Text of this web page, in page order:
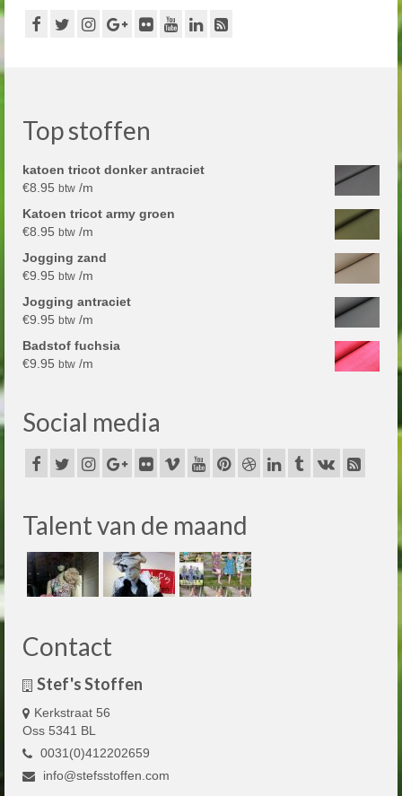
Top stoffen
katoen tricot donker antraciet
€8.95 btw /m
Katoen tricot army groen
€8.95 btw /m
Jogging zand
€9.95 btw /m
Jogging antraciet
€9.95 btw /m
Badstof fuchsia
€9.95 btw /m
Social media
Talent van de maand
Contact
Stef's Stoffen
Kerkstraat 56
Oss 5341 BL
0031(0)412202659
info@stefsstoffen.com